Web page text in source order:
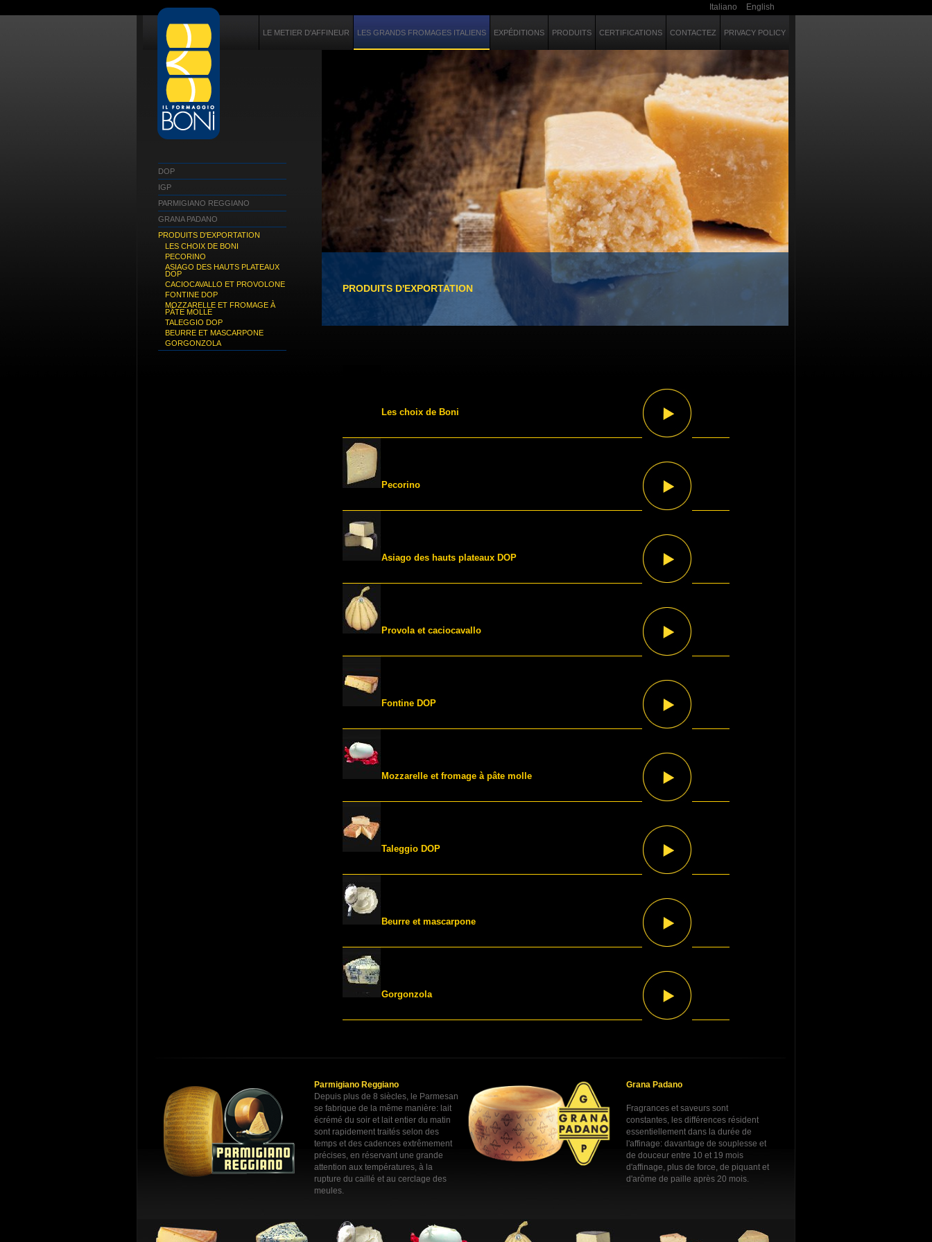
Italiano English
LE METIER D'AFFINEUR LES GRANDS FROMAGES ITALIENS EXPÉDITIONS PRODUITS CERTIFICATIONS CONTACTEZ PRIVACY POLICY
DOP
IGP
PARMIGIANO REGGIANO
GRANA PADANO
PRODUITS D'EXPORTATION
LES CHOIX DE BONI
PECORINO
ASIAGO DES HAUTS PLATEAUX
DOP
CACIOCAVALLO ET PROVOLONE
FONTINE DOP
MOZZARELLE ET FROMAGE À
PÂTE MOLLE
TALEGGIO DOP
BEURRE ET MASCARPONE
GORGONZOLA
PRODUITS D'EXPORTATION
Les choix de Boni
Pecorino
Asiago des hauts plateaux DOP
Provola et caciocavallo
Fontine DOP
Mozzarelle et fromage à pâte molle
Taleggio DOP
Beurre et mascarpone
Gorgonzola
Parmigiano Reggiano
Depuis plus de 8 siècles, le Parmesan
se fabrique de la même manière: lait
écrémé du soir et lait entier du matin
sont rapidement traités selon des
temps et des cadences extrêmement
précises, en réservant une grande
attention aux températures, à la
rupture du caillé et au cerclage des
meules.
Grana Padano
Fragrances et saveurs sont
constantes, les différences résident
essentiellement dans la durée de
l'affinage: davantage de souplesse et
de douceur entre 10 et 19 mois
d'affinage, plus de force, de piquant et
d'arôme de paille après 20 mois.